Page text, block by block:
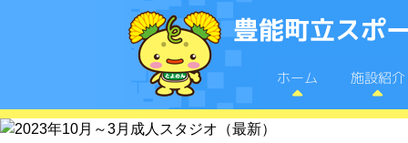
豊能町立スポ
ホーム 施設紹介